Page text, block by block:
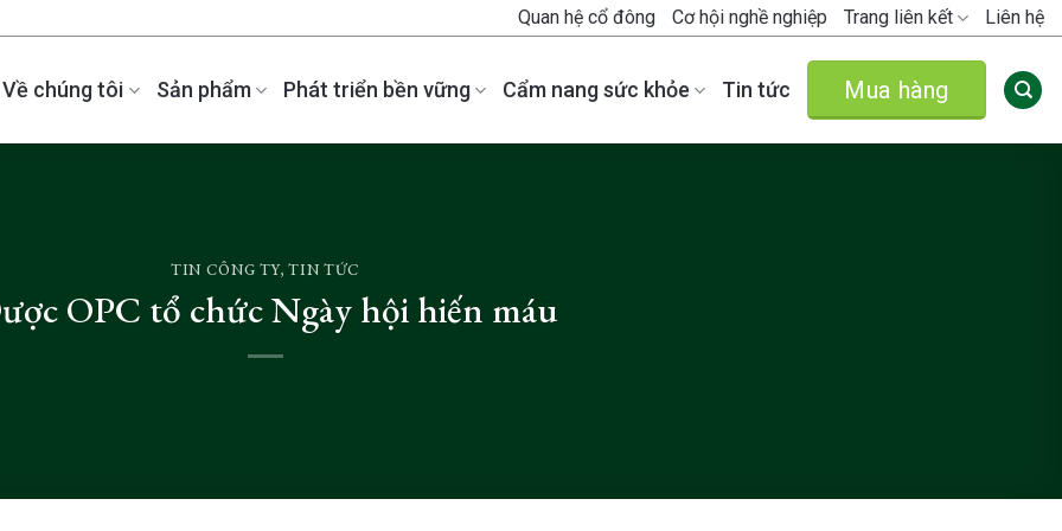
Quan hệ cổ đông Cơ hội nghề nghiệp Trang liên kết Liên hệ
Về chúng tôi Sản phẩm Phát triển bền vững Cẩm nang sức khỏe Tin tức Mua hàng
TIN CÔNG TY,TIN TỨC
OPC tổ chức Ngày hội hiến máu